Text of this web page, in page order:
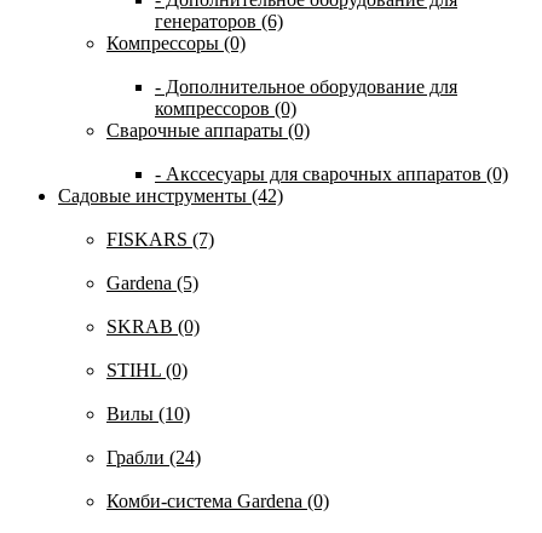
генераторов (6)
Компрессоры (0)
- Дополнительное оборудование для
компрессоров (0)
Сварочные аппараты (0)
- Акссесуары для сварочных аппаратов (0)
Садовые инструменты (42)
FISKARS (7)
Gardena (5)
SKRAB (0)
STIHL (0)
Вилы (10)
Грабли (24)
Комби-система Gardena (0)